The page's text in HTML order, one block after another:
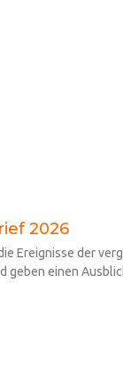
2026
Ereignisse der
geben einen